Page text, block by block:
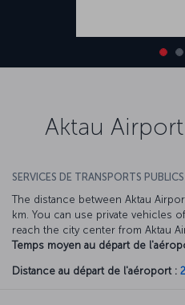
Aktau
SERVICES DE TRANSPORTS PUBLICS
The distance between Aktau
km. You can use private vehicles
reach the city center from Aktau
Temps moyen au départ de
Distance au départ de l'aéroport :